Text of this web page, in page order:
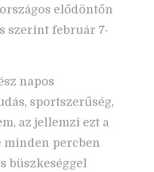
elődöntőn
szerint február 7-
napos
sportszerűség,
az jellemzi ezt a
minden percben
büszkeséggel